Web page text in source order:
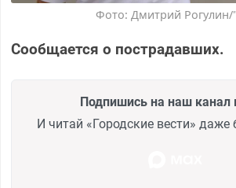
Фото: Дмитрий Рогулин/
Сообщается о пострадавших.
Подпишись на наш канал
И читай «Городские вести» даже